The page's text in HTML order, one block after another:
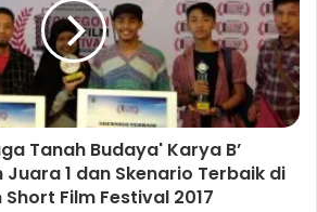
Tanah Budaya' Karya B’
Juara 1 dan Skenario Terbaik di
Film Festival 2017